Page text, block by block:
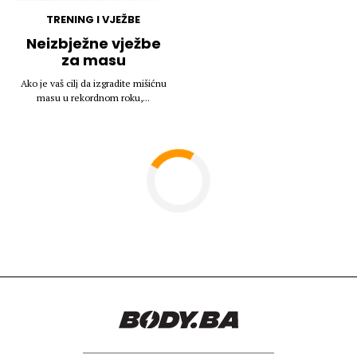
TRENING I VJEŽBE
Neizbježne vježbe
za masu
Ako je vaš cilj da izgradite mišićnu
masu u rekordnom roku,...